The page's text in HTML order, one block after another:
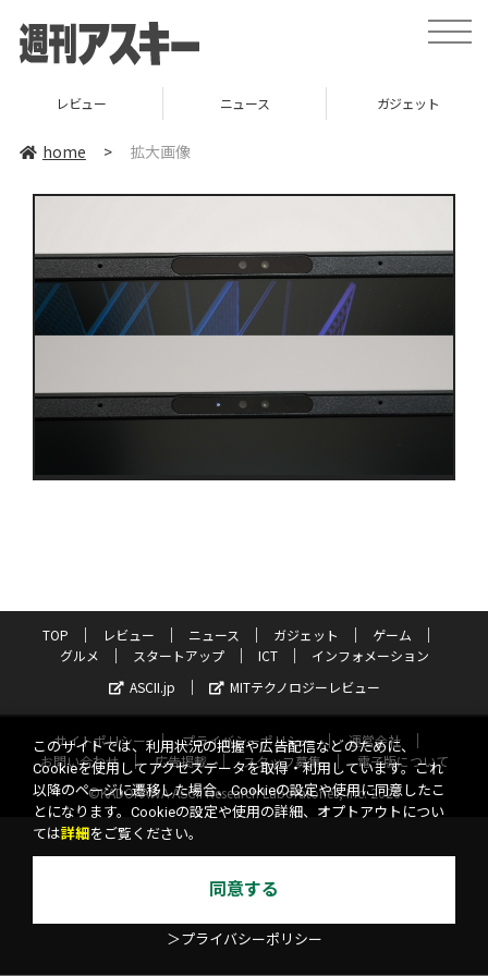
toggle
レビュー ニュース ガジェット
home > 拡大画像
TOP レビュー ニュース ガジェット
ゲーム
グルメ
スタートアップ ICT
インフォメーション
ASCII.jp
MITテクノロジーレビュー
サイトポリシー プライバシーポリシー
運営会社
お問い合わせ
広告掲載 スタッフ募集
電子版について
©KADOKAWA ASCII Research Laboratories, Inc. 2026
このサイトでは、利用状況の把握や広告配信などのために、
Cookieを使用してアクセスデータを取得・利用しています。これ
以降のページに遷移した場合、Cookieの設定や使用に同意したこ
とになります。Cookieの設定や使用の詳細、オプトアウトについ
ては詳細 をご覧ください。
同意する
＞プライバシーポリシー